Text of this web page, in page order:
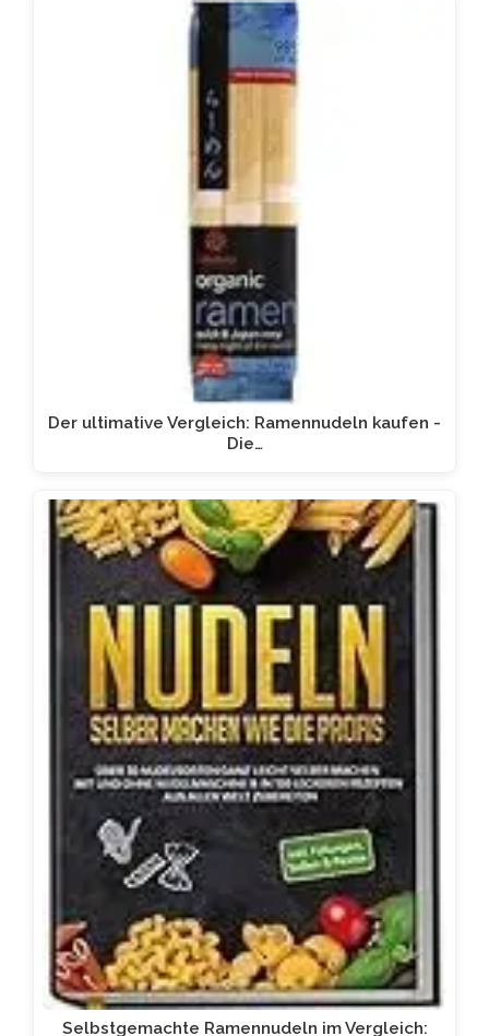
Der ultimative Vergleich: Ramennudeln kaufen -
Die…
Selbstgemachte Ramennudeln im Vergleich: